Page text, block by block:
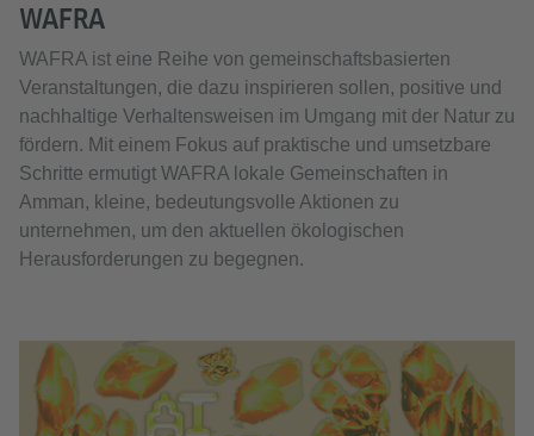
WAFRA
WAFRA ist eine Reihe von gemeinschaftsbasierten
Veranstaltungen, die dazu inspirieren sollen, positive und
nachhaltige Verhaltensweisen im Umgang mit der Natur zu
fördern. Mit einem Fokus auf praktische und umsetzbare
Schritte ermutigt WAFRA lokale Gemeinschaften in
Amman, kleine, bedeutungsvolle Aktionen zu
unternehmen, um den aktuellen ökologischen
Herausforderungen zu begegnen.